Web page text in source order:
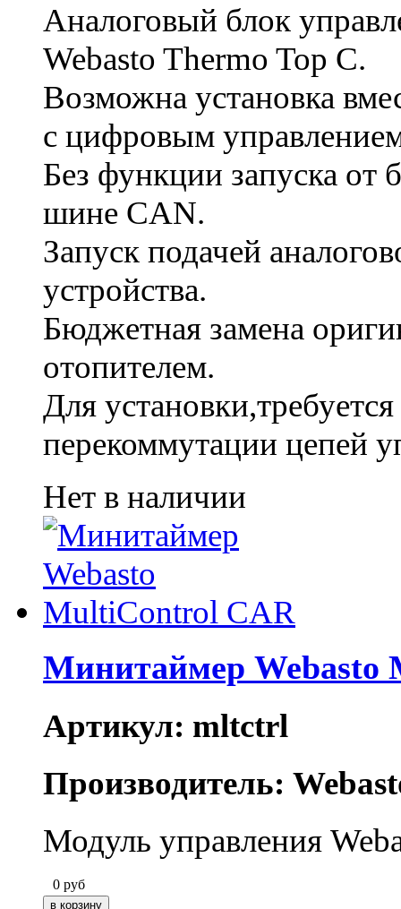
Аналоговый блок
Webasto Thermo Top C.
Возможна установка
с цифровым
Без функции запуска от
шине CAN.
Запуск подачей
устройства.
Бюджетная замена
отопителем.
Для
перекоммутации цепей
Нет в наличии
Минитаймер Webasto
Артикул: mltctrl
Производитель:
Модуль управления
0 руб